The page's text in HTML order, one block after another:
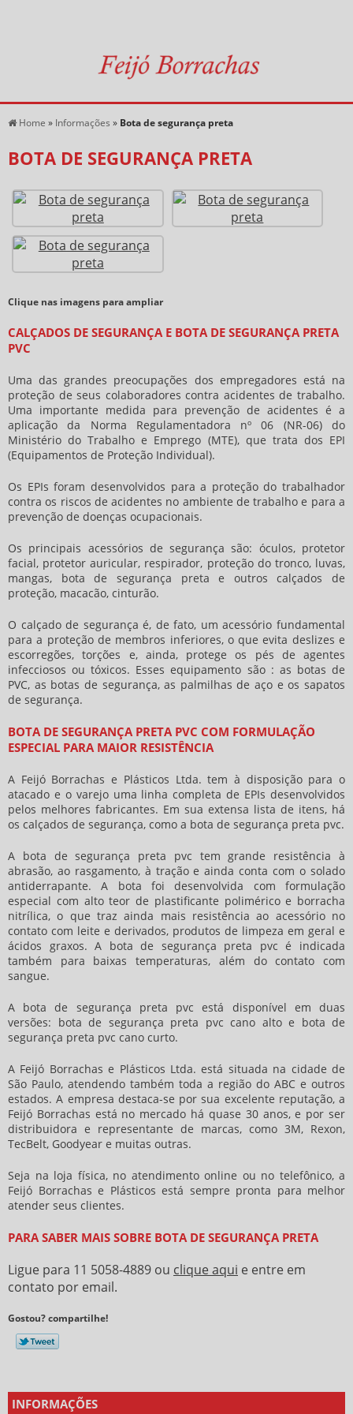
Home » Informações » Bota de segurança preta
BOTA DE SEGURANÇA PRETA
Clique nas imagens para ampliar
CALÇADOS DE SEGURANÇA E BOTA DE SEGURANÇA PRETA
PVC
Uma das grandes preocupações dos empregadores está na
proteção de seus colaboradores contra acidentes de trabalho.
Uma importante medida para prevenção de acidentes é a
aplicação da Norma Regulamentadora nº 06 (NR-06) do
Ministério do Trabalho e Emprego (MTE), que trata dos EPI
(Equipamentos de Proteção Individual).
Os EPIs foram desenvolvidos para a proteção do trabalhador
contra os riscos de acidentes no ambiente de trabalho e para a
prevenção de doenças ocupacionais.
Os principais acessórios de segurança são: óculos, protetor
facial, protetor auricular, respirador, proteção do tronco, luvas,
mangas, bota de segurança preta e outros calçados de
proteção, macacão, cinturão.
O calçado de segurança é, de fato, um acessório fundamental
para a proteção de membros inferiores, o que evita deslizes e
escorregões, torções e, ainda, protege os pés de agentes
infecciosos ou tóxicos. Esses equipamento são : as botas de
PVC, as botas de segurança, as palmilhas de aço e os sapatos
de segurança.
BOTA DE SEGURANÇA PRETA PVC COM FORMULAÇÃO
ESPECIAL PARA MAIOR RESISTÊNCIA
A Feijó Borrachas e Plásticos Ltda. tem à disposição para o
atacado e o varejo uma linha completa de EPIs desenvolvidos
pelos melhores fabricantes. Em sua extensa lista de itens, há
os calçados de segurança, como a bota de segurança preta pvc.
A bota de segurança preta pvc tem grande resistência à
abrasão, ao rasgamento, à tração e ainda conta com o solado
antiderrapante. A bota foi desenvolvida com formulação
especial com alto teor de plastificante polimérico e borracha
nitrílica, o que traz ainda mais resistência ao acessório no
contato com leite e derivados, produtos de limpeza em geral e
ácidos graxos. A bota de segurança preta pvc é indicada
também para baixas temperaturas, além do contato com
sangue.
A bota de segurança preta pvc está disponível em duas
versões: bota de segurança preta pvc cano alto e bota de
segurança preta pvc cano curto.
A Feijó Borrachas e Plásticos Ltda. está situada na cidade de
São Paulo, atendendo também toda a região do ABC e outros
estados. A empresa destaca-se por sua excelente reputação, a
Feijó Borrachas está no mercado há quase 30 anos, e por ser
distribuidora e representante de marcas, como 3M, Rexon,
TecBelt, Goodyear e muitas outras.
Seja na loja física, no atendimento online ou no telefônico, a
Feijó Borrachas e Plásticos está sempre pronta para melhor
atender seus clientes.
PARA SABER MAIS SOBRE BOTA DE SEGURANÇA PRETA
Ligue para 11 5058-4889 ou clique aqui e entre em
contato por email.
Gostou? compartilhe!
INFORMAÇÕES